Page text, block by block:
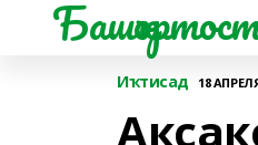
Иҡтисад 18